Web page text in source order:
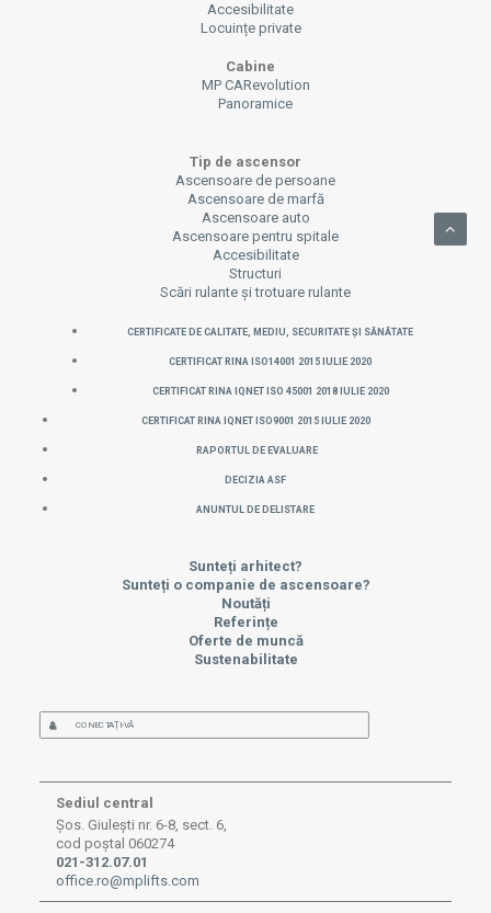
Accesibilitate
Locuințe private
Cabine
MP CARevolution
Panoramice
Tip de ascensor
Ascensoare de persoane
Ascensoare de marfă
Ascensoare auto
Ascensoare pentru spitale
Accesibilitate
Structuri
Scări rulante și trotuare rulante
CERTIFICATE DE CALITATE, MEDIU, SECURITATE ȘI SĂNĂTATE
CERTIFICAT RINA ISO14001 2015 IULIE 2020
CERTIFICAT RINA IQNET ISO 45001 2018 IULIE 2020
CERTIFICAT RINA IQNET ISO9001 2015 IULIE 2020
Raportul de evaluare
Decizia ASF
Anuntul de delistare
Sunteți arhitect?
Sunteți o companie de ascensoare?
Noutăți
Referințe
Oferte de muncă
Sustenabilitate
CONECTAȚI-VĂ
Sediul central
Șos. Giulești nr. 6-8, sect. 6,
cod poștal 060274
021-312.07.01
office.ro@mplifts.com